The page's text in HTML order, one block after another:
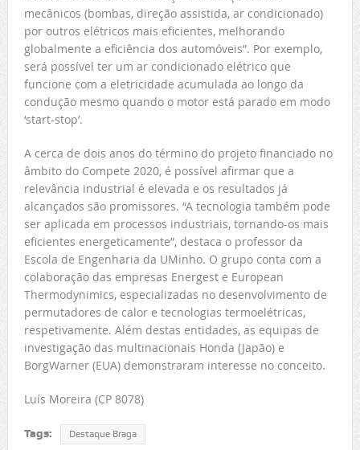
mecânicos (bombas, direção assistida, ar condicionado)
por outros elétricos mais eficientes, melhorando
globalmente a eficiência dos automóveis”. Por exemplo,
será possível ter um ar condicionado elétrico que
funcione com a eletricidade acumulada ao longo da
condução mesmo quando o motor está parado em modo
‘start-stop’.
A cerca de dois anos do término do projeto financiado no
âmbito do Compete 2020, é possível afirmar que a
relevância industrial é elevada e os resultados já
alcançados são promissores. “A tecnologia também pode
ser aplicada em processos industriais, tornando-os mais
eficientes energeticamente”, destaca o professor da
Escola de Engenharia da UMinho. O grupo conta com a
colaboração das empresas Energest e European
Thermodynimics, especializadas no desenvolvimento de
permutadores de calor e tecnologias termoelétricas,
respetivamente. Além destas entidades, as equipas de
investigação das multinacionais Honda (Japão) e
BorgWarner (EUA) demonstraram interesse no conceito.
Luís Moreira (CP 8078)
Tags: Destaque Braga